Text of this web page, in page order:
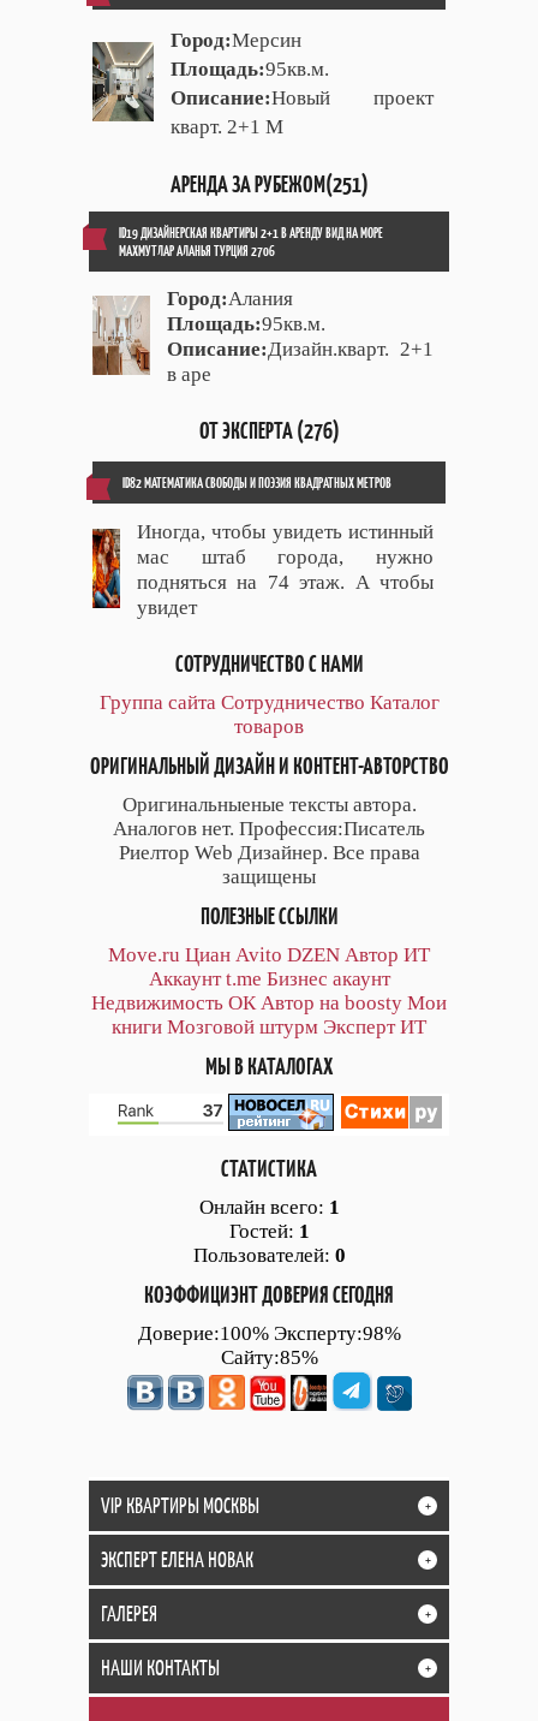
Город:Мерсин
Площадь:95кв.м.
Описание:Новый проект
кварт. 2+1 М
АРЕНДА ЗА РУБЕЖОМ(251)
ID19 ДИЗАЙНЕРСКАЯ КВАРТИРЫ 2+1 В АРЕНДУ ВИД НА МОРЕ
МАХМУТЛАР АЛАНЬЯ ТУРЦИЯ 2706
Город:Алания
Площадь:95кв.м.
Описание:Дизайн.кварт. 2+1
в аре
ОТ ЭКСПЕРТА (276)
ID82 МАТЕМАТИКА СВОБОДЫ И ПОЭЗИЯ КВАДРАТНЫХ МЕТРОВ
Иногда, чтобы увидеть истинный
мас штаб города, нужно
подняться на 74 этаж. А чтобы
увидет
СОТРУДНИЧЕСТВО С НАМИ
Группа сайта Сотрудничество Каталог
товаров
ОРИГИНАЛЬНЫЙ ДИЗАЙН И КОНТЕНТ-АВТОРСТВО
Оригинальныеные тексты автора.
Аналогов нет. Профессия:Писатель
Риелтор Web Дизайнер. Все права
защищены
ПОЛЕЗНЫЕ ССЫЛКИ
Move.ru Циан Avito DZEN Автор ИТ
Аккаунт t.me Бизнес акаунт
Недвижимость ОК Автор на boosty Мои
книги Мозговой штурм Эксперт ИТ
МЫ В КАТАЛОГАХ
СТАТИСТИКА
Онлайн всего: 1
Гостей: 1
Пользователей: 0
КОЭФФИЦИЭНТ ДОВЕРИЯ СЕГОДНЯ
Доверие:100% Эксперту:98%
Сайту:85%
VIP КВАРТИРЫ МОСКВЫ +
ЭКСПЕРТ ЕЛЕНА НОВАК +
ГАЛЕРЕЯ +
НАШИ КОНТАКТЫ +